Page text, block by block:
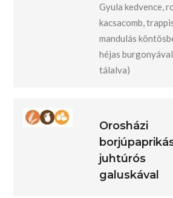
Gyula kedvence,
kacsacomb,
mandulás
héjas
tálalva)
Orosházi
juhtúrós
galuskával